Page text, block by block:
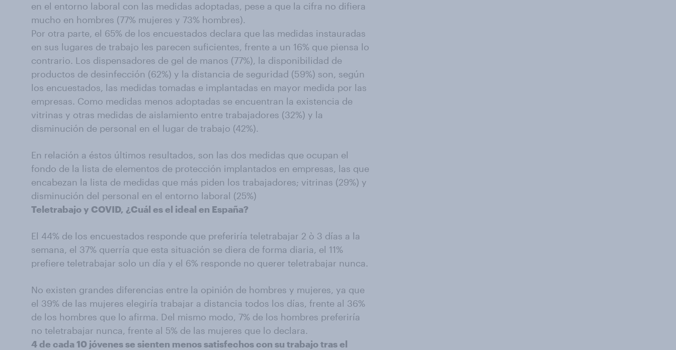
en el entorno laboral con las medidas adoptadas, pese a que la cifra no difiera
mucho en hombres (77% mujeres y 73% hombres).
Por otra parte, el 65% de los encuestados declara que las medidas instauradas
en sus lugares de trabajo les parecen suficientes, frente a un 16% que piensa lo
contrario. Los dispensadores de gel de manos (77%), la disponibilidad de
productos de desinfección (62%) y la distancia de seguridad (59%) son, según
los encuestados, las medidas tomadas e implantadas en mayor medida por las
empresas. Como medidas menos adoptadas se encuentran la existencia de
vitrinas y otras medidas de aislamiento entre trabajadores (32%) y la
disminución de personal en el lugar de trabajo (42%).
En relación a éstos últimos resultados, son las dos medidas que ocupan el
fondo de la lista de elementos de protección implantados en empresas, las que
encabezan la lista de medidas que más piden los trabajadores; vitrinas (29%) y
disminución del personal en el entorno laboral (25%)
Teletrabajo y COVID, ¿Cuál es el ideal en España?
El 44% de los encuestados responde que preferiría teletrabajar 2 ò 3 días a la
semana, el 37% querría que esta situación se diera de forma diaria, el 11%
prefiere teletrabajar solo un día y el 6% responde no querer teletrabajar nunca.
No existen grandes diferencias entre la opinión de hombres y mujeres, ya que
el 39% de las mujeres elegiría trabajar a distancia todos los días, frente al 36%
de los hombres que lo afirma. Del mismo modo, 7% de los hombres preferiría
no teletrabajar nunca, frente al 5% de las mujeres que lo declara.
4 de cada 10 jóvenes se sienten menos satisfechos con su trabajo tras el